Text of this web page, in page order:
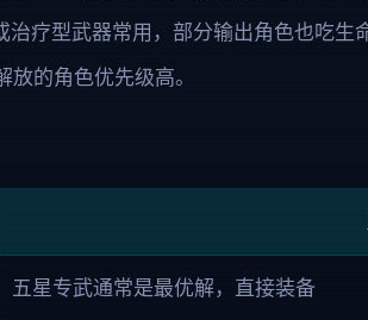
治疗型武器常用，部分输出角色也吃生
放的角色优先级高。
五星专武通常是最优解，直接装备